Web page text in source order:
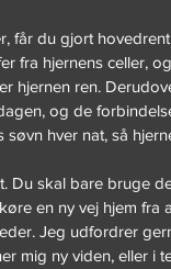
får du gjort
fra hjernens celler,
hjernen ren.
og de
søvn hver nat, så
Du skal bare bruge
en ny vej hjem
Jeg udfordrer
mig ny viden, eller i